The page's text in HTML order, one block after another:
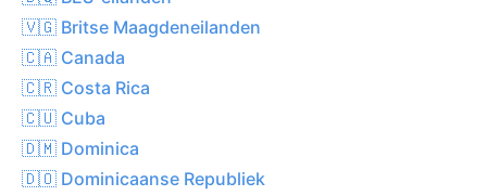
🇻🇬 Britse Maagdeneilanden
🇨🇦 Canada
🇨🇷 Costa Rica
🇨🇺 Cuba
🇩🇲 Dominica
🇩🇴 Dominicaanse Republiek